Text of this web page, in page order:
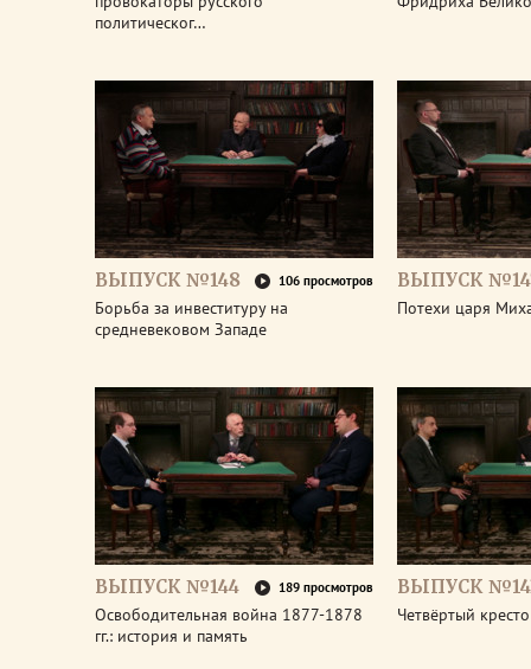
политическог…
ВЫПУСК №148 106 просмотров
Борьба за инвеституру на
средневековом Западе
ВЫПУСК
Потехи царя
ВЫПУСК №144 189 просмотров
Освободительная война 1877-1878
гг.: история и память
ВЫПУСК
Четвёртый